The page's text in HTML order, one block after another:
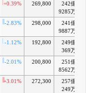
+0.39% 269,800
242億
9285万
-2.83% 298,000
241億
9887万
-1.12% 192,800
249億
369万
-2.01% 200,800
251億
8562万
+3.01% 272,300
257億
249万